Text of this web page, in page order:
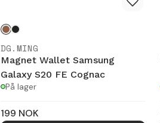
DG.MING
Magnet Wallet Samsung
Galaxy S20 FE Cognac
På lager
199 NOK